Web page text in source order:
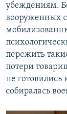
убеждениям.
вооруженных
пережить
потери
не
собиралась